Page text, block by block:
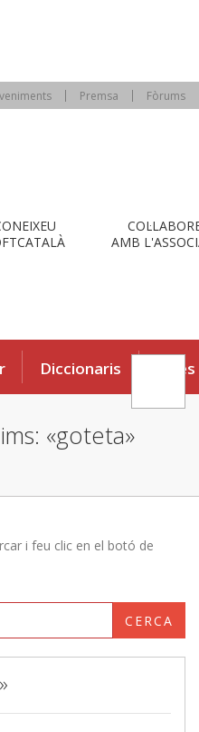
Premsa Fòrums
AMB
Diccionaris Eines
«goteta»
i feu clic en el botó de
CERCA